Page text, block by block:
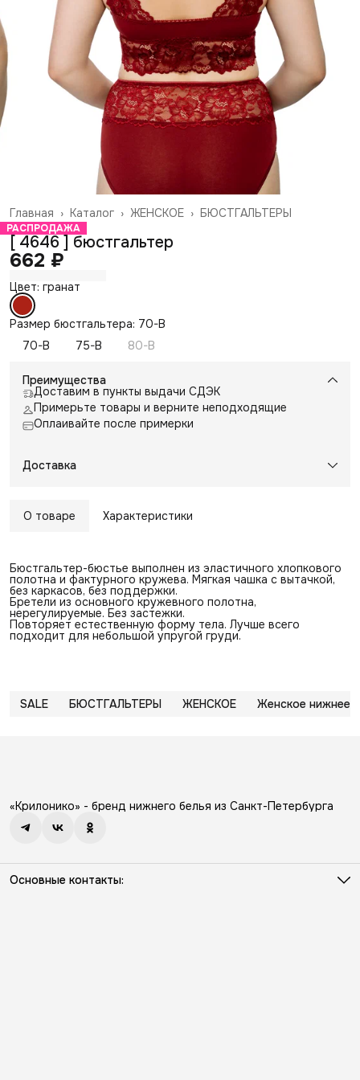
БЮСТГАЛЬТЕРЫ
ЖЕНСКОЕ ›
Каталог ›
Главная ›
РАСПРОДАЖА
[ 4646 ] бюстгальтер
662 ₽
Цвет: гранат
Размер бюстгальтера: 70-B
70-B
75-B 80-B
Преимущества
Доставим в пункты выдачи СДЭК
Примерьте товары и верните неподходящие
Оплаивайте после примерки
Доставка
О товаре Характеристики
Бюстгальтер-бюстье выполнен из эластичного хлопкового
полотна и фактурного кружева. Мягкая чашка с вытачкой,
без каркасов, без поддержки.
Бретели из основного кружевного полотна,
нерегулируемые. Без застежки.
Повторяет естественную форму тела. Лучше всего
подходит для небольшой упругой груди.
SALE БЮСТГАЛЬТЕРЫ ЖЕНСКОЕ Женское нижнее
«Крилонико» - бренд нижнего белья из Санкт-Петербурга
Основные контакты: